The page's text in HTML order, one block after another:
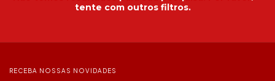
tente com outros filtros.
RECEBA NOSSAS NOVIDADES